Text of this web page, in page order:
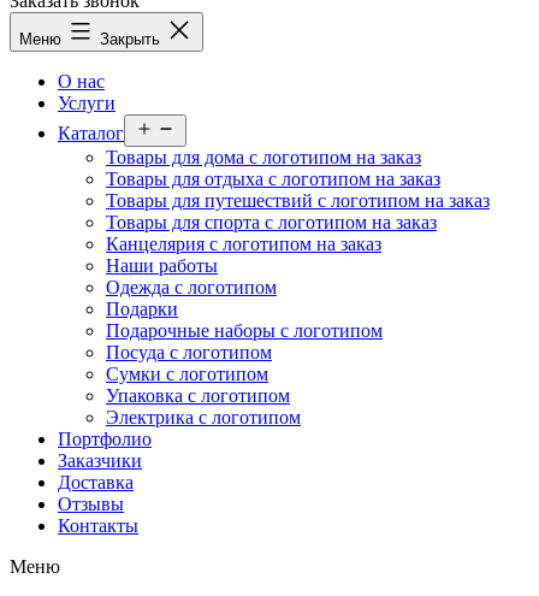
Меню Закрыть
О нас
Услуги
Каталог
меню
Товары для дома с логотипом на заказ
Товары для отдыха с логотипом на заказ
Товары для путешествий с логотипом на заказ
Товары для спорта с логотипом на заказ
Канцелярия с логотипом на заказ
Наши работы
Одежда с логотипом
Подарки
Подарочные наборы с логотипом
Посуда с логотипом
Сумки с логотипом
Упаковка с логотипом
Электрика с логотипом
Портфолио
Заказчики
Доставка
Отзывы
Контакты
Меню